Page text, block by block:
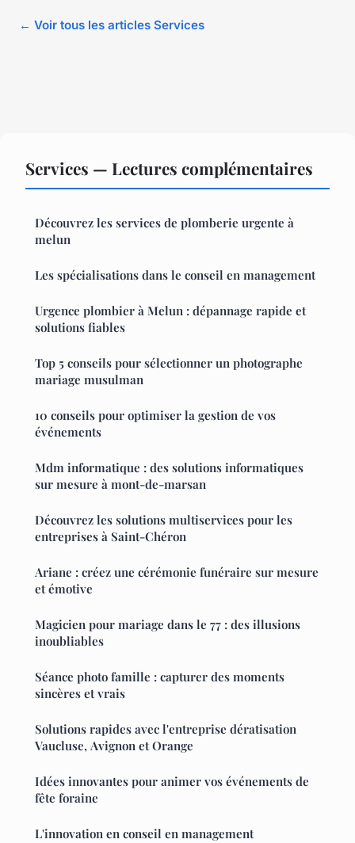
← Voir tous les articles Services
Services — Lectures complémentaires
Découvrez les services de plomberie urgente à
melun
Les spécialisations dans le conseil en management
Urgence plombier à Melun : dépannage rapide et
solutions fiables
Top 5 conseils pour sélectionner un photographe
mariage musulman
10 conseils pour optimiser la gestion de vos
événements
Mdm informatique : des solutions informatiques
sur mesure à mont-de-marsan
Découvrez les solutions multiservices pour les
entreprises à Saint-Chéron
Ariane : créez une cérémonie funéraire sur mesure
et émotive
Magicien pour mariage dans le 77 : des illusions
inoubliables
Séance photo famille : capturer des moments
sincères et vrais
Solutions rapides avec l'entreprise dératisation
Vaucluse, Avignon et Orange
Idées innovantes pour animer vos événements de
fête foraine
L'innovation en conseil en management